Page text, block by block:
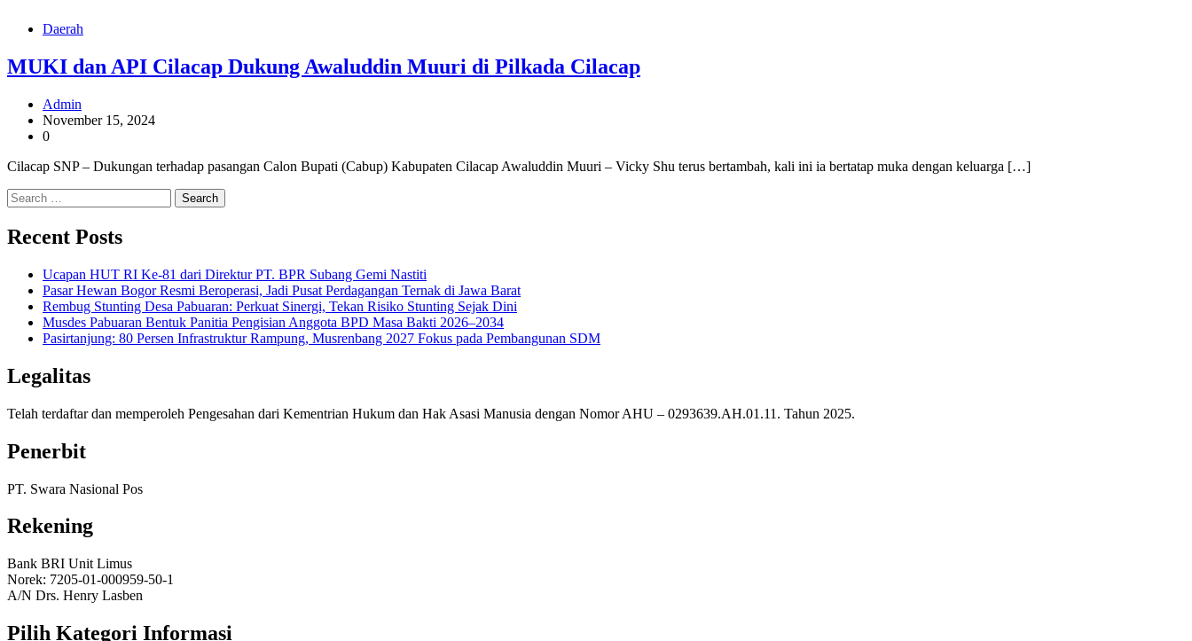
Daerah
MUKI dan API Cilacap Dukung Awaluddin Muuri di Pilkada Cilacap
Admin
November 15, 2024
0
Cilacap SNP – Dukungan terhadap pasangan Calon Bupati (Cabup) Kabupaten Cilacap Awaluddin Muuri – Vicky Shu terus bertambah, kali ini ia bertatap muka dengan keluarga […]
Search
for:
Recent Posts
Ucapan HUT RI Ke-81 dari Direktur PT. BPR Subang Gemi Nastiti
Pasar Hewan Bogor Resmi Beroperasi, Jadi Pusat Perdagangan Ternak di Jawa Barat
Rembug Stunting Desa Pabuaran: Perkuat Sinergi, Tekan Risiko Stunting Sejak Dini
Musdes Pabuaran Bentuk Panitia Pengisian Anggota BPD Masa Bakti 2026–2034
Pasirtanjung: 80 Persen Infrastruktur Rampung, Musrenbang 2027 Fokus pada Pembangunan SDM
Legalitas
Telah terdaftar dan memperoleh Pengesahan dari Kementrian Hukum dan Hak Asasi Manusia dengan Nomor AHU – 0293639.AH.01.11. Tahun 2025.
Penerbit
PT. Swara Nasional Pos
Rekening
Bank BRI Unit Limus
Norek: 7205-01-000959-50-1
A/N Drs. Henry Lasben
Pilih Kategori Informasi